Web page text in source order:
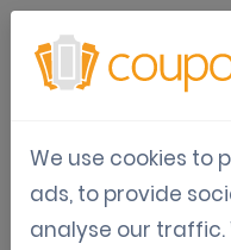
We use cookies to
ads, to provide
analyse our